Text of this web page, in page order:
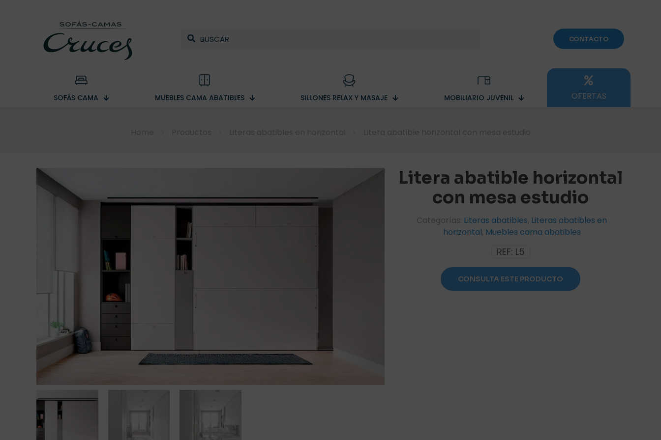
CONTACTO
SOFÁS CAMA MUEBLES CAMA ABATIBLES SILLONES RELAX Y MASAJE MOBILIARIO JUVENIL OFERTAS
Litera abatible horizontal
con mesa estudio
REF: L5
Categorías: Literas abatibles, Literas abatibles en
horizontal, Muebles cama abatibles
CONSULTA ESTE PRODUCTO